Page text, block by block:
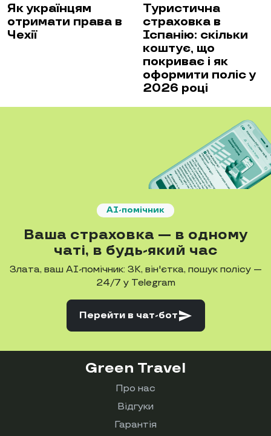
Як українцям
отримати права в
Чехії
Туристична
страховка в
Іспанію: скільки
коштує, що
покриває і як
оформити поліс у
2026 році
AI-помічник
Ваша страховка — в одному
чаті, в будь-який час
Злата, ваш AI-помічник: ЗК, він'єтка, пошук полісу —
24/7 у Telegram
Перейти в чат-ботsend
Green Travel
Про нас
Відгуки
Гарантія